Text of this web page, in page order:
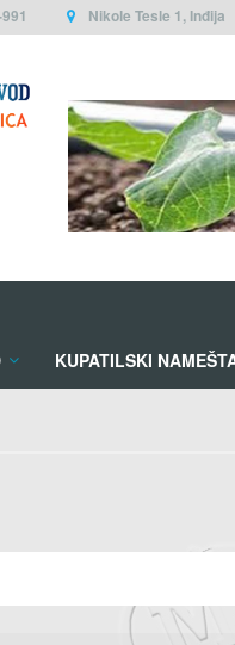
Nikole Tesle 1, Inđija
KUPATILSKI